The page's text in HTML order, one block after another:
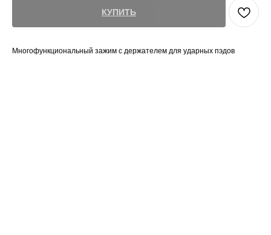
КУПИТЬ
Многофункциональный зажим с держателем для ударных пэдов